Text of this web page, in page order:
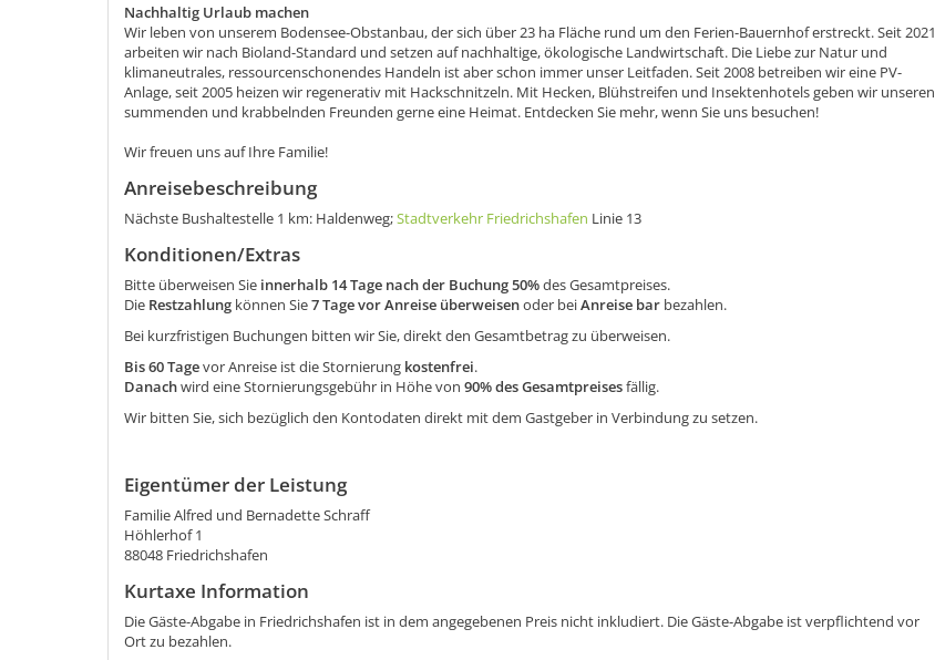
Nachhaltig Urlaub machen
Wir leben von unserem Bodensee-Obstanbau, der sich über 23 ha Fläche rund um den Ferien-Bauernhof erstreckt. Seit 2021
arbeiten wir nach Bioland-Standard und setzen auf nachhaltige, ökologische Landwirtschaft. Die Liebe zur Natur und
klimaneutrales, ressourcenschonendes Handeln ist aber schon immer unser Leitfaden. Seit 2008 betreiben wir eine PV-
Anlage, seit 2005 heizen wir regenerativ mit Hackschnitzeln. Mit Hecken, Blühstreifen und Insektenhotels geben wir unseren
summenden und krabbelnden Freunden gerne eine Heimat. Entdecken Sie mehr, wenn Sie uns besuchen!
Wir freuen uns auf Ihre Familie!
Anreisebeschreibung
Nächste Bushaltestelle 1 km: Haldenweg;Stadtverkehr Friedrichshafen Linie 13
Konditionen/Extras
Bitte überweisen Sie innerhalb 14 Tage nach der Buchung 50%des Gesamtpreises.
Die Restzahlung können Sie7 Tage vor Anreise überweisenoder beiAnreise bar bezahlen.
Bei kurzfristigen Buchungen bitten wir Sie, direkt den Gesamtbetrag zu überweisen.
Bis 60 Tagevor Anreise ist die Stornierung kostenfrei.
Danachwird eine Stornierungsgebühr in Höhe von 90% des Gesamtpreisesfällig.
Wir bitten Sie, sich bezüglich den Kontodaten direkt mit dem Gastgeber in Verbindung zu setzen.
Eigentümer der Leistung
Familie Alfred und Bernadette Schraff
Höhlerhof 1
88048 Friedrichshafen
Kurtaxe Information
Die Gäste-Abgabe in Friedrichshafen ist in dem angegebenen Preis nicht inkludiert. Die Gäste-Abgabe ist verpflichtend vor
Ort zu bezahlen.